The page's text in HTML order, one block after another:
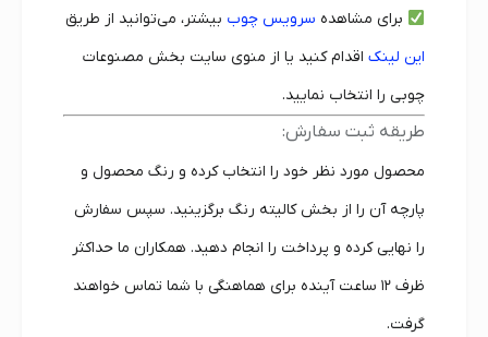
برای مشاهده سرویس چوب بیشتر، می‌توانید از طریق
این لینک اقدام کنید یا از منوی سایت بخش مصنوعات
چوبی را انتخاب نمایید.
طریقه ثبت سفارش:
محصول مورد نظر خود را انتخاب کرده و رنگ محصول و
پارچه آن را از بخش کالیته رنگ برگزینید. سپس سفارش
را نهایی کرده و پرداخت را انجام دهید. همکاران ما حداکثر
ظرف ۱۲ ساعت آینده برای هماهنگی با شما تماس خواهند
گرفت.